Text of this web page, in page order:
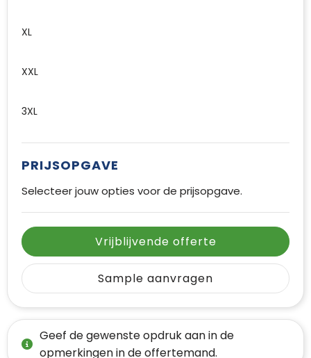
XL
XXL
3XL
PRIJSOPGAVE
Selecteer jouw opties voor de prijsopgave.
Vrijblijvende offerte
Sample aanvragen
Geef de gewenste opdruk aan in de
opmerkingen in de offertemand.